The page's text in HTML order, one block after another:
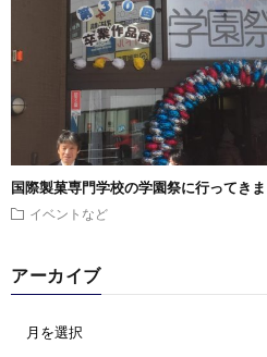
国際製菓専門学校の学園祭に行ってきま
イベントなど
アーカイブ